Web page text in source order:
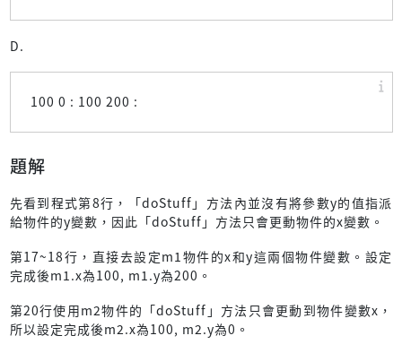
D.
100 0 : 100 200 :
題解
先看到程式第8行，「doStuff」方法內並沒有將參數y的值指派
給物件的y變數，因此「doStuff」方法只會更動物件的x變數。
第17~18行，直接去設定m1物件的x和y這兩個物件變數。設定
完成後m1.x為100, m1.y為200。
第20行使用m2物件的「doStuff」方法只會更動到物件變數x，
所以設定完成後m2.x為100, m2.y為0。